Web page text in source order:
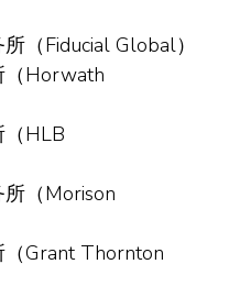
Fiducial Global）
Horwath
HLB
（Morison
Grant Thornton